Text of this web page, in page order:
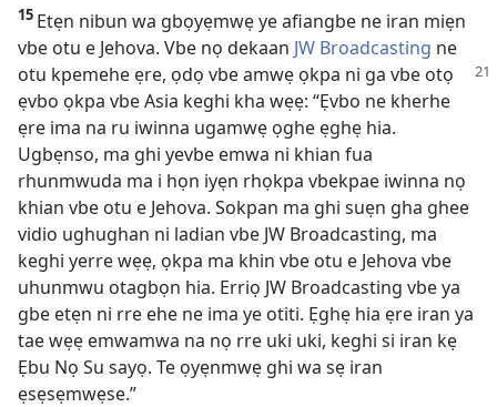
15 Etẹn nibun wa gbọyẹmwẹ ye afiangbe ne iran miẹn
vbe otu e Jehova. Vbe nọ dekaan JW Broadcasting ne
otu kpemehe ẹre, ọdọ vbe amwẹ ọkpa ni ga vbe otọ
ẹvbo ọkpa vbe Asia keghi kha wẹẹ: “Ẹvbo ne kherhe
ẹre ima na ru iwinna ugamwẹ ọghe ẹghẹ hia.
Ugbẹnso, ma ghi yevbe emwa ni khian fua
rhunmwuda ma i họn iyẹn rhọkpa vbekpae iwinna nọ
khian vbe otu e Jehova. Sokpan ma ghi suẹn gha ghee
vidio ughughan ni ladian vbe JW Broadcasting, ma
keghi yerre wẹẹ, ọkpa ma khin vbe otu e Jehova vbe
uhunmwu otagbọn hia. Erriọ JW Broadcasting vbe ya
gbe etẹn ni rre ehe ne ima ye otiti. Ẹghẹ hia ẹre iran ya
tae wẹẹ emwamwa na nọ rre uki uki, keghi si iran kẹ
Ẹbu Nọ Su sayọ. Te ọyẹnmwẹ ghi wa sẹ iran
ẹsẹsẹmwẹse.”